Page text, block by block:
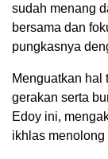
sudah menang
bersama dan
pungkasnya
Menguatkan hal
gerakan serta
Edoy ini,
ikhlas